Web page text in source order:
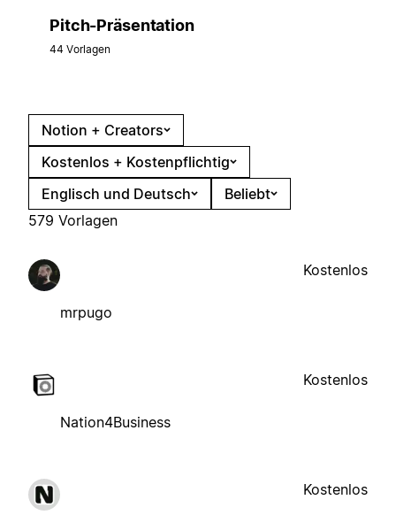
Pitch-Präsentation
44 Vorlagen
Notion + Creators
Kostenlos + Kostenpflichtig
Englisch und Deutsch
Beliebt
579 Vorlagen
mrpugo
Kostenlos
Nation4Business
Kostenlos
Kostenlos